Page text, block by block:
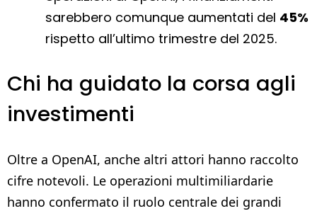
sarebbero comunque aumentati del 45%
rispetto all’ultimo trimestre del 2025.
Chi ha guidato la corsa agli
investimenti
Oltre a OpenAI, anche altri attori hanno raccolto
cifre notevoli. Le operazioni multimiliardarie
hanno confermato il ruolo centrale dei grandi